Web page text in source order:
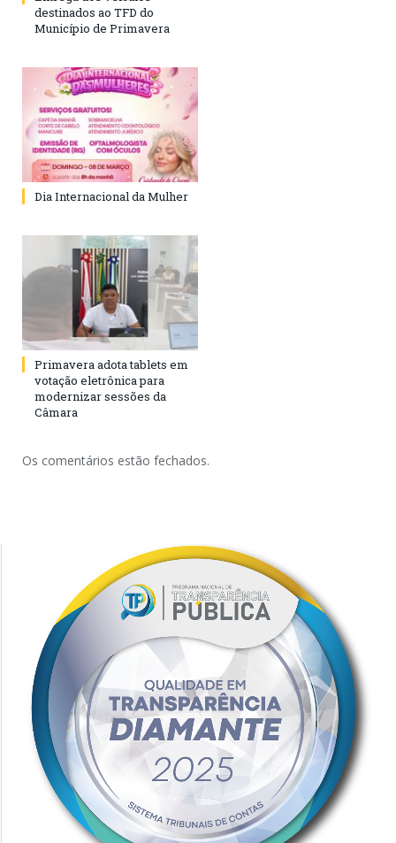
destinados ao TFD do
Município de Primavera
Dia Internacional da Mulher
Primavera adota tablets em
votação eletrônica para
modernizar sessões da
Câmara
Os comentários estão fechados.